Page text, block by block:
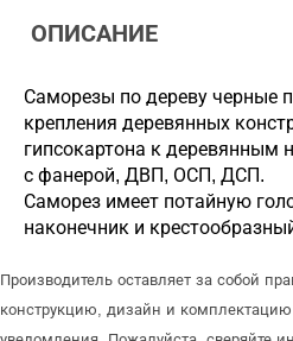
ОПИСАНИЕ
Саморезы по дереву черные
крепления деревянных
гипсокартона к
с фанерой, ДВП, ОСП, ДСП.
Саморез имеет потайную
наконечник и
Производитель оставляет за собой
конструкцию, дизайн и комплектацию